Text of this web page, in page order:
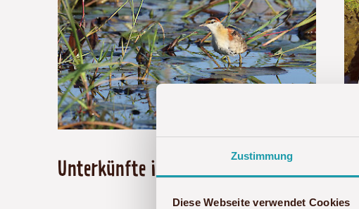
Zustimmung
Diese Webseite verwendet Cookies
Unterkünfte in den Bangweulu-Wetlands